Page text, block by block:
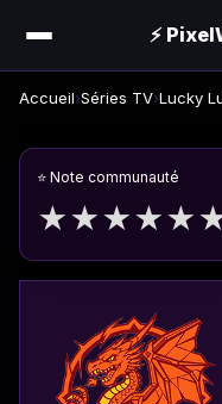
⚡
Accueil›Séries TV›Lucky
⭐ Note communauté
★★★★★